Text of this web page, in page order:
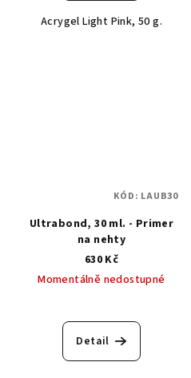
Acrygel Light Pink, 50 g.
Ultrabond, 30 ml. - Primer
na nehty
630 Kč
Momentálně nedostupné
Detail
KÓD: LAUB30